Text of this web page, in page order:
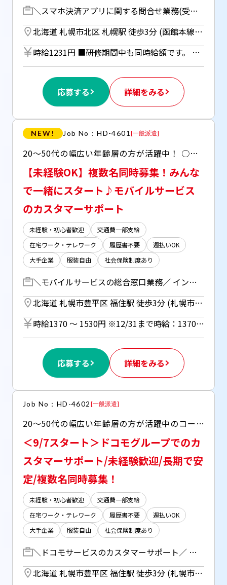
＼スマホ決済アプリに関する問合せ業務(受信)／ スマホ決済アプリの操作方法や電子マネーの残高確認など、各種お問合せにご対応いただきます！ お客さまからのお問合せに対応できるマニュアル・ＦＡＱをご用意しています。 例・・ 「アプリの会員登録をしたい」 「電子マネーの使い方を教えてほしい」 「残高を知りたい 」 など ／ 対応範囲が限られており、 FAQに沿って解決できるお問合せがメインです♪ ＼ ※一人当たりの平均受電件数：10件～20件/日 ※1件当たりの平均対応時間：平均10分程度（受電8分、後処理2分） ※リアルタイムで管理者によるフォロー体制を整えております。 【研修期間】 入社：8/19(13:30～16:15) 座学:8/20～8/27(08:50～17:50) OJT:8/28～9/2(08:50～17:50) ※座学・OJT期間中は土日祝休み ※座学期間は基本的に全日程参加必須
北海道 札幌市北区 札幌駅 徒歩3分 (函館本線) ／ さっぽろ駅 徒歩5分 (札幌市営南北線) ／ さっぽろ駅 徒歩5分 (札幌市営東豊線)
時給1231円 ■研修期間中も同時給額です。 ■日払いOK（所定労働時間の80％迄） ■給与は月1回の銀行振込となりますが、「JOBPAY（ジョブペイ）」の利用で就業当日に給料相当額の一部をセブン銀行や三菱UFJ銀行、コンビニ等のATMから受け取る事が可能です！ ◎『JOBPAY』の詳細は登録時または当社HPで！
応募する 詳細をみる
NEW! Job No：HD-4601[一般派遣]
20～50代の幅広い年齢層の方が活躍中！ ○未経験OK！ ○充実の研修あり ○研修中から在宅の日あり ○育成期間（就業開始から7か月）以降にリモートワークをしていただくことは可能です。
【未経験OK】複数名同時募集！みんな
で一緒にスタート♪モバイルサービス
のカスタマーサポート
未経験・初心者歓迎
交通費一部支給
在宅ワーク・テレワーク
履歴書不要
週払いOK
大手企業
服装自由 社会保険制度あり
＼モバイルサービスの総合窓口業務／ インフォメーションセンターにてお客様からのお問い合わせ対応をお任せします！ ・料金プランの見直し ・新サービスのご案内 ・契約内容の変更受付 ・紛失時の回線の停止、再開受付 ・請求書の金額の確認 など 段階を踏んだ研修があるので未経験の方でも安心♪ しっかりとした約3ヵ月の充実の研修があるのでオフィスワークデビューにもピッタリ！ 【研修期間】 8/12～11/30 08:45～17:15 座学+OJT+着台を繰り返し行います。
北海道 札幌市豊平区 福住駅 徒歩3分 (札幌市営東豊線)
時給1370 〜 1530円 ※12/31まで時給：1370円 ※週払い（規定あり）利用OK！（但し、週払い制度は初回2ヵ月間のみ、3ヵ月目以降は月払い制になります。利用についてはご本人様からお仕事紹介時に申請があった場合のみとなります。）
応募する 詳細をみる
Job No：HD-4602 [一般派遣]
20～50代の幅広い年齢層の方が活躍中のコールセンターでのお仕事です！ ○未経験OK！ ○充実の研修あり ○研修中から在宅の日あり ○1日7.5時間シフト制 ○育成期間（就業開始から7か月）以降にリモートワークをしていただくことは可能です。
＜9/7スタート＞ドコモグループでのカ
スタマーサポート/未経験歓迎/長期で安
定/複数名同時募集！
未経験・初心者歓迎
交通費一部支給
在宅ワーク・テレワーク
履歴書不要
週払いOK
大手企業
服装自由 社会保険制度あり
＼ドコモサービスのカスタマーサポート／ ドコモサービスを利用しているお客様からの各種お問い合わせ対応をお任せします！ ・スマートフォンに関する総合案内 ・住所変更、支払い方法変更 ・盗難、紛失時の利用中断・再開 ・料金プランや各種サービスに関するお問い合わせ応対 など 段階を踏んだ研修があるので未経験の方でも安心♪ しっかりとした約3ヵ月の充実の研修があるのでオフィスワークデビューにもピッタリ！ 【研修期間】 8/13～11/12(土日祝休み) 08:45～17:15/11:45～20:15 座学+OJT+着台を繰り返し行います。
北海道 札幌市豊平区 福住駅 徒歩3分 (札幌市営東豊線)